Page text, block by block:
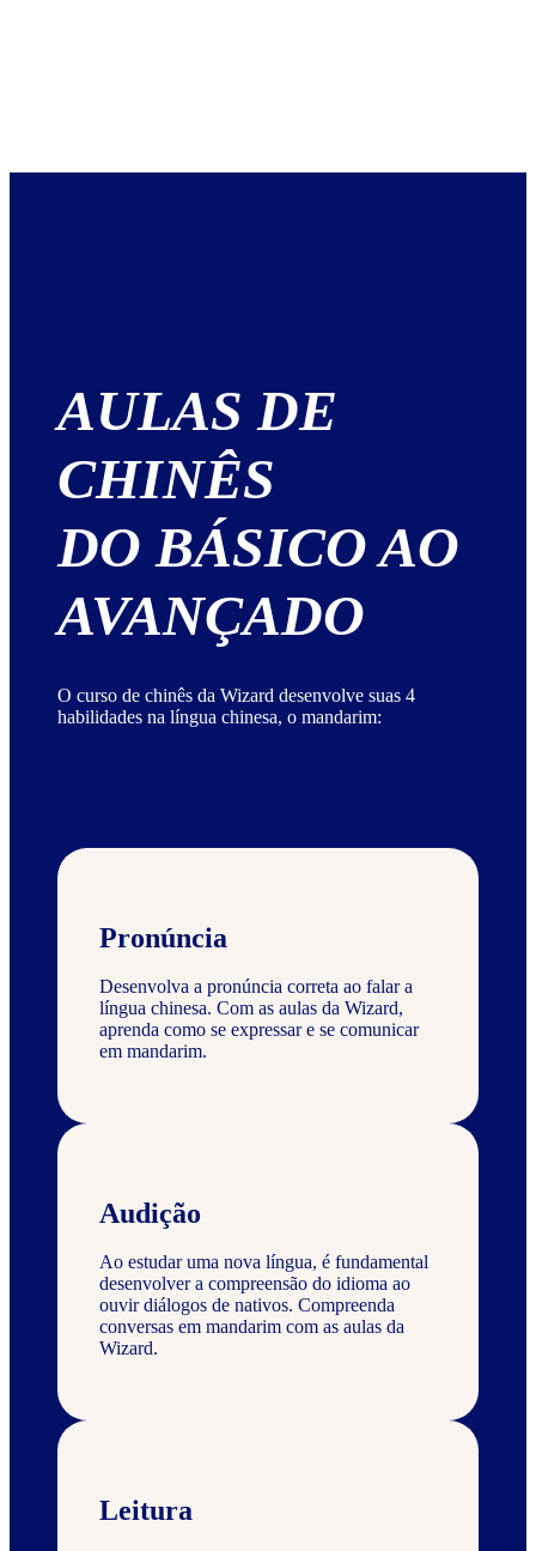
AULAS DE
CHINÊS
DO BÁSICO AO
AVANÇADO
O curso de chinês da Wizard desenvolve suas 4
habilidades na língua chinesa, o mandarim:
Pronúncia
Desenvolva a pronúncia correta ao falar a
língua chinesa. Com as aulas da Wizard,
aprenda como se expressar e se comunicar
em mandarim.
Audição
Ao estudar uma nova língua, é fundamental
desenvolver a compreensão do idioma ao
ouvir diálogos de nativos. Compreenda
conversas em mandarim com as aulas da
Wizard.
Leitura